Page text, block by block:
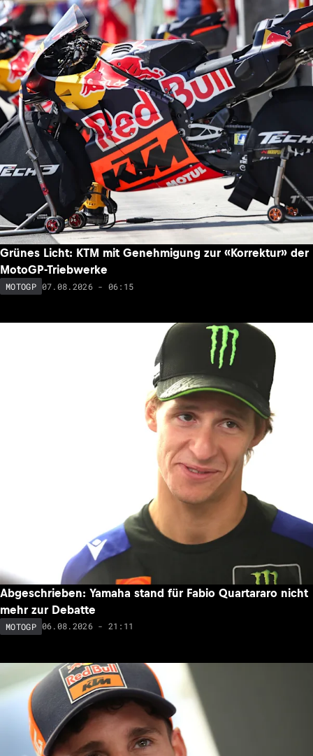
Grünes Licht: KTM mit Genehmigung zur «Korrektur» der
MotoGP-Triebwerke
MOTOGP 07.08.2026 - 06:15
Abgeschrieben: Yamaha stand für Fabio Quartararo nicht
mehr zur Debatte
MOTOGP 06.08.2026 - 21:11